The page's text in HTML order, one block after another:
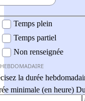
Temps plein
Temps partiel
Non renseignée
la durée
minimale (en heure)